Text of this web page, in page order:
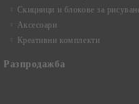
Скицници и блокове за
Аксесоари
Креативни комплекти
Разпродажба